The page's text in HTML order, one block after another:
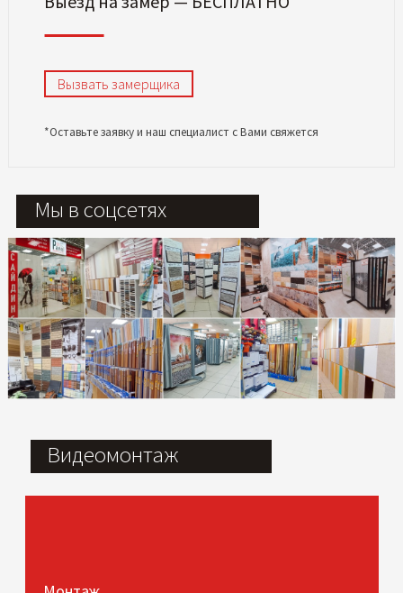
Вызвать замерщика
*Оставьте заявку и наш специалист с Вами свяжется
Мы в соцсетях
Видеомонтаж